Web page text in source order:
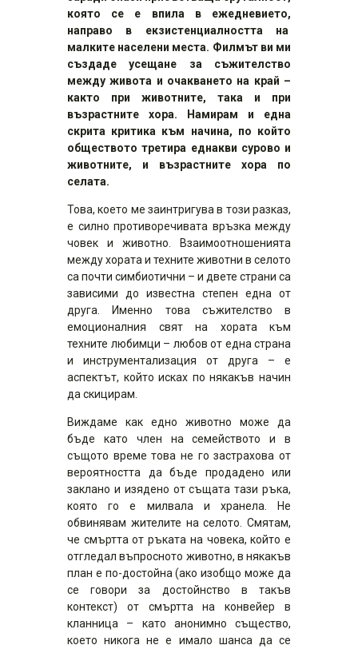
която се е впила в ежедневието,
направо в екзистенциалността на
малките населени места. Филмът ви ми
създаде усещане за съжителство
между живота и очакването на край –
както при животните, така и при
възрастните хора. Намирам и една
скрита критика към начина, по който
обществото третира еднакви сурово и
животните, и възрастните хора по
селата.
Това, което ме заинтригува в този разказ,
е силно противоречивата връзка между
човек и животно. Взаимоотношенията
между хората и техните животни в селото
са почти симбиотични – и двете страни са
зависими до известна степен една от
друга. Именно това съжителство в
емоционалния свят на хората към
техните любимци – любов от една страна
и инструментализация от друга – е
аспектът, който исках по някакъв начин
да скицирам.
Виждаме как едно животно може да
бъде като член на семейството и в
същото време това не го застрахова от
вероятността да бъде продадено или
заклано и изядено от същата тази ръка,
която го е милвала и хранела. Не
обвинявам жителите на селото. Смятам,
че смъртта от ръката на човека, който е
отгледал въпросното животно, в някакъв
план е по-достойна (ако изобщо може да
се говори за достойнство в такъв
контекст) от смъртта на конвейер в
кланница – като анонимно същество,
което никога не е имало шанса да се